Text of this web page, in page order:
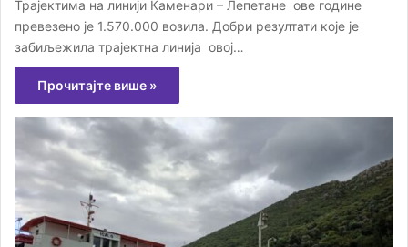
Трајектима на линији Каменари – Лепетане ове године
превезено је 1.570.000 возила. Добри резултати које је
забиљежила трајектна линија овој…
Прочитајте више »